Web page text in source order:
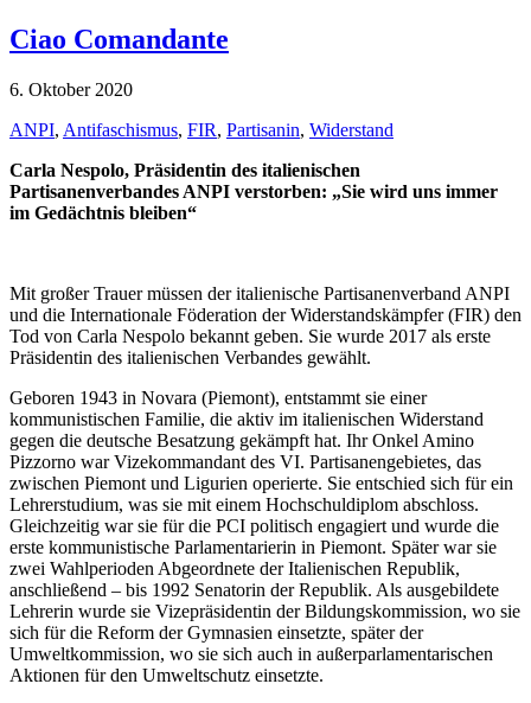
Ciao Comandante
6. Oktober 2020
ANPI, Antifaschismus, FIR, Partisanin, Widerstand
Carla Nespolo, Präsidentin des italienischen
Partisanenverbandes ANPI verstorben: „Sie wird uns immer
im Gedächtnis bleiben“
Mit großer Trauer müssen der italienische Partisanenverband ANPI
und die Internationale Föderation der Widerstandskämpfer (FIR) den
Tod von Carla Nespolo bekannt geben. Sie wurde 2017 als erste
Präsidentin des italienischen Verbandes gewählt.
Geboren 1943 in Novara (Piemont), entstammt sie einer
kommunistischen Familie, die aktiv im italienischen Widerstand
gegen die deutsche Besatzung gekämpft hat. Ihr Onkel Amino
Pizzorno war Vizekommandant des VI. Partisanengebietes, das
zwischen Piemont und Ligurien operierte. Sie entschied sich für ein
Lehrerstudium, was sie mit einem Hochschuldiplom abschloss.
Gleichzeitig war sie für die PCI politisch engagiert und wurde die
erste kommunistische Parlamentarierin in Piemont. Später war sie
zwei Wahlperioden Abgeordnete der Italienischen Republik,
anschließend – bis 1992 Senatorin der Republik. Als ausgebildete
Lehrerin wurde sie Vizepräsidentin der Bildungskommission, wo sie
sich für die Reform der Gymnasien einsetzte, später der
Umweltkommission, wo sie sich auch in außerparlamentarischen
Aktionen für den Umweltschutz einsetzte.